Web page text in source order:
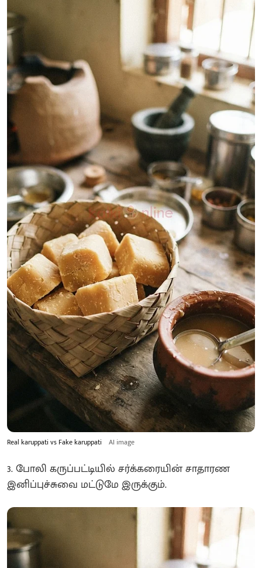
Real karuppati vs Fake karuppati AI image
3. போலி கருப்பட்டியில் சர்க்கரையின் சாதாரண
இனிப்புச்சுவை மட்டுமே இருக்கும்.